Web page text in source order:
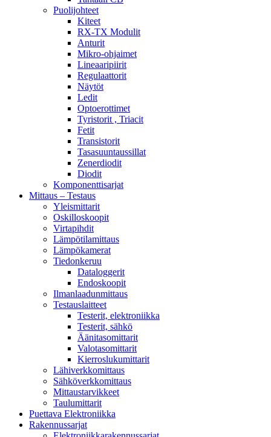
Puolijohteet
Kiteet
RX-TX Modulit
Anturit
Mikro-ohjaimet
Lineaaripiirit
Regulaattorit
Näytöt
Ledit
Optoerottimet
Tyristorit , Triacit
Fetit
Transistorit
Tasasuuntaussillat
Zenerdiodit
Diodit
Komponenttisarjat
Mittaus – Testaus
Yleismittarit
Oskilloskoopit
Virtapihdit
Lämpötilamittaus
Lämpökamerat
Tiedonkeruu
Dataloggerit
Endoskoopit
Ilmanlaadunmittaus
Testauslaitteet
Testerit, elektroniikka
Testerit, sähkö
Äänitasomittarit
Valotasomittarit
Kierroslukumittarit
Lähiverkkomittaus
Sähköverkkomittaus
Mittaustarvikkeet
Taulumittarit
Puettava Elektroniikka
Rakennussarjat